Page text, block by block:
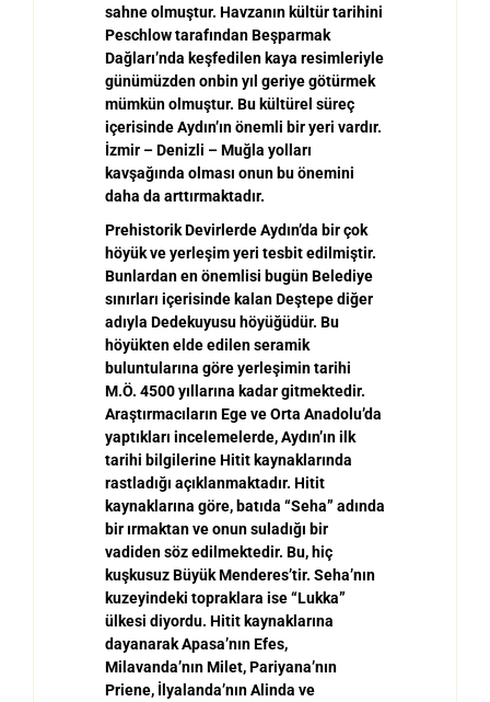
sahne olmuştur. Havzanın kü ltür tarihini
Peschlow tarafından Beşparmak
Dağ ları’nda keşfedilen kaya resimleriyle
günümüzden onbin yı l geriye götürmek
mümkün olmuştur. Bu kü ltürel süreç
içerisinde Aydın’ınönemli bir yeri vardır.
İzmir – Denizli – Muğ la yolları
kavşağında olması onun buönemini
daha da arttırmaktadır.
Prehistorik Devirlerde Aydın’da bir çok
höyük ve yerleşim yeri tesbit edilmiştir.
Bunlardan enönemlisi bugün Belediye
sınırları içerisinde kalan Deştepe diğer
adıyla Dedekuyusu höyüğüdür. Bu
höyükten elde edilen seramik
buluntularına göre yerleşimin tarihi
M.Ö. 4500 yıllarına kadar gitmektedir.
Araştırmacı ların Ege ve Orta Anadolu’da
yaptıkları incelemelerde, Aydın’ın ilk
tarihi bilgilerine Hitit kaynaklarında
rastladığı açıklanmaktadır. Hitit
kaynaklarına göre, batıda “Seha” adında
bir ırmaktan ve onun suladığı bir
vadiden söz edilmektedir. Bu, hiç
kuşkusuz Büyük Menderes’tir. Seha’nın
kuzeyindeki topraklara ise“Lukka”
ü lkesi diyordu. Hitit kaynaklarına
dayanarak Apasa’nın Efes,
Milavanda’nın Milet, Pariyana’nın
Priene, İ lyalanda’nın Alinda ve